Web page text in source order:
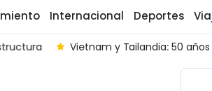
Internacional Deportes
Tailandia: 50 años de asociación en